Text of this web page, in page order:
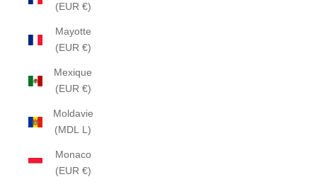
(EUR €)
Mayotte
(EUR €)
Mexique
(EUR €)
Moldavie
(MDL L)
Monaco
(EUR €)